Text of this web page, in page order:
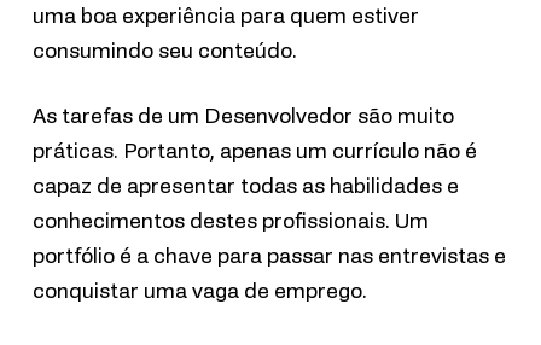
uma boa experiência para quem estiver
consumindo seu conteúdo.
As tarefas de um Desenvolvedor são muito
práticas. Portanto, apenas um currículo não é
capaz de apresentar todas as habilidades e
conhecimentos destes profissionais. Um
portfólio é a chave para passar nas entrevistas e
conquistar uma vaga de emprego.